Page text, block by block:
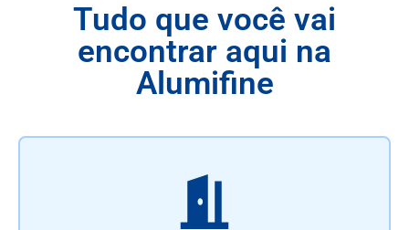
Tudo que você vai
encontrar aqui na
Alumifine